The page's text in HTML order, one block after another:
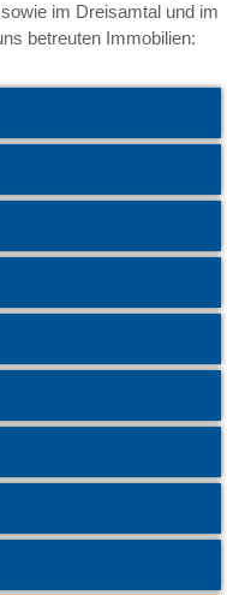
im Dreisamtal und im
betreuten Immobilien: